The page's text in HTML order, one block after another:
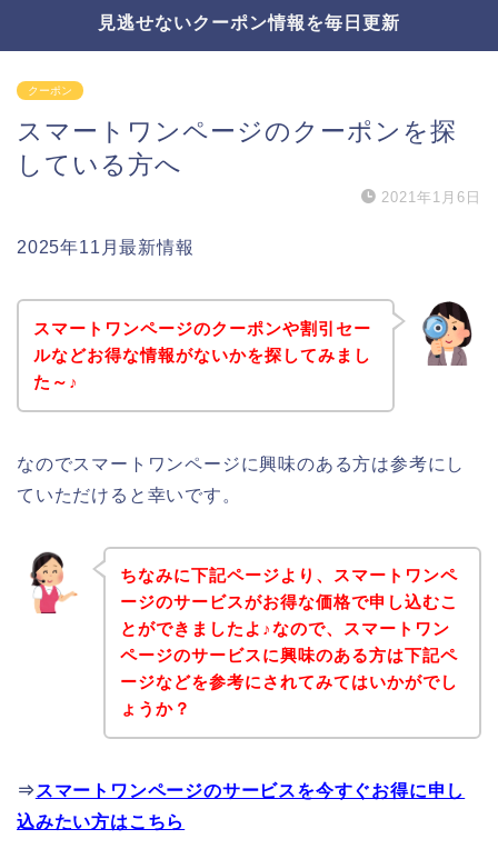
見逃せないクーポン情報を毎日更新
クーポン
スマートワンページのクーポンを探
している方へ
2021年1月6日
2025年11月最新情報
スマートワンページのクーポンや割引セー
ルなどお得な情報がないかを探してみまし
た～♪
なのでスマートワンページに興味のある方は参考にし
ていただけると幸いです。
ちなみに下記ページより、スマートワンペ
ージのサービスがお得な価格で申し込むこ
とができましたよ♪なので、スマートワン
ページのサービスに興味のある方は下記ペ
ージなどを参考にされてみてはいかがでし
ょうか？
⇒ スマートワンページのサービスを今すぐお得に申し
込みたい方はこちら